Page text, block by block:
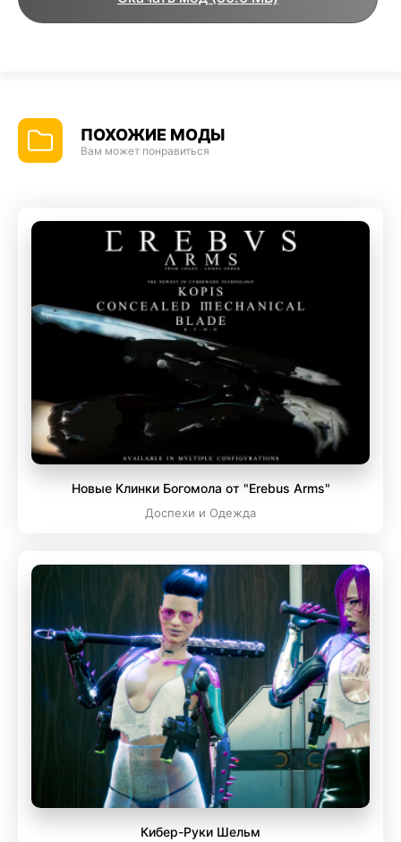
ПОХОЖИЕ МОДЫ
Вам может понравиться
Новые Клинки Богомола от "Erebus Arms"
Доспехи и Одежда
Кибер-Руки Шельм